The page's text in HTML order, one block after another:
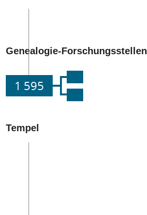
Genealogie-Forschungsstellen
1 595
Tempel